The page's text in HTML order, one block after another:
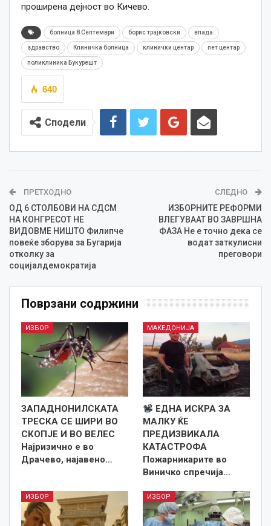
проширена дејност во Кичево.
болница 8 Септември борис трајковски влада
здравство Клиничка болница клинички центар пет центар
поликлиника Букурешт
640
Сподели
ПРЕТХОДНО
ОД 6 СТОЛБОВИ НА СДСМ
НА КОНГРЕСОТ НЕ
ВИДОВМЕ НИШТО Филипче
повеќе зборува за Бугарија
отколку за
социјалдемократија
СЛЕДНО
ИЗБОРНИТЕ РЕФОРМИ
ВЛЕГУВААТ ВО ЗАВРШНА
ФАЗА Не е точно дека се
водат заткулисни
преговори
Поврзани содржини
ИЗБОР
ЗАПАДНОНИЛСКАТА
ТРЕСКА СЕ ШИРИ ВО
СКОПЈЕ И ВО ВЕЛЕС
Најризично е во
Драчево, најавено…
МАКЕДОНИЈА
ЕДНА ИСКРА ЗА
МАЛКУ ЌЕ
ПРЕДИЗВИКАЛА
КАТАСТРОФА
Пожарникарите во
Виничко спречија…
ИЗБОР ИЗБОР